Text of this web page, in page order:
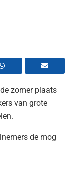
zomer plaats
van grote
de mog